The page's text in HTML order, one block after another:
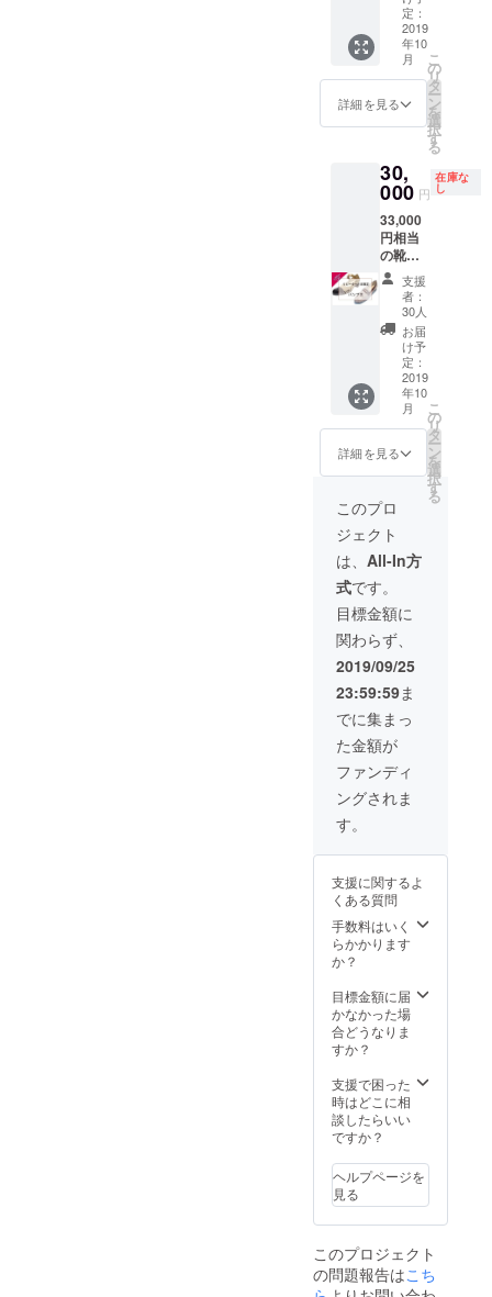
かなか
ありま
せん＾
＾きっ
とご自
分に
ぴった
りのサ
見つか
りま
す！ ま
たス
ニー
カーや
ロー
ファー
、オッ
クス
フォー
ド、サ
ボ、セ
パレー
トサン
ダルな
ど、20
種類以
上のデ
ザイン
をご用
意して
います
ので、
履いて
みたい
靴は、
どんど
んお試
しくだ
さい。
足に合
う！気
持ちい
い！そ
んな
オー
靴の試
CAMPF
IRE特別
価格で
す！ 〇
日時 10
(金)
18:00～
19:30
10月13
13:00～
14:30
11月08
日(金)
19:30
11月10
日(日)
12月08
日(日)
13:00～
います
から、
どん
な、ぶ
きっ
んでも
大丈
パマ
マ、二
人で作
れるよ
う針も
４本つ
けてお
届けし
ます♪
〇色 ホ
ワイ
ト、ベ
ビーピ
ンク、
ネイ
ビー 〇
サイズ
12.0㎝
〇対象
よちよ
ち歩き
を始め
た1歳前
後のお
子さま
相談さ
れる方
のお悩
す。 〇
日程 個
欄に平
日夜、
土日午
前等の
ご希望
をお知
らせく
ださ
い） 〇
場所 東
京都中
央区日
本橋人
形町2-
10-4
ビル2階
人形町
分 ※ご
来店の
場合、
交通費
はご負
担いた
だきま
す。
※WEB
でのご
希望も
承れま
す。
方がで
きず、
疲れて
当然、
なって
当然、
になっ
てしま
いま
す。 そ
んな筋
肉不足
で広
がって
しまっ
た足の
骨たち
を、
ガード
ルのご
くれま
す。 こ
履い
て、足
を鍛え
てくだ
さい♪
色
：黒・
白・ブ
ロンズ
の３カ
ラー サ
イズ：
21.5～
25.5cm
ワイ
ズ：B
だく
か、ご
返金さ
せてい
ただく
ことに
手数料
はご負
だきま
す。
解析
し、木
型を選
びま
す。 〇
木型 ・
さ）
21.5～
・ワイ
ズ（足
の
幅）
AAAA
、
AAA、
AA、
A、B、
C、D、
母趾、
踵が小
１８９
色・デ
ザイン
類の中
からお
好きな
デザイ
ンをお
ただき
ます。
状態に
よって
すめで
ンもあ
りま
す） 革
素材は
１００
種類以
ありま
す。 〇
パーソ
ル おひ
とりお
ひとり
のお足
せてイ
ルを製
作しま
き方の
クセを
ことが
できま
す。
※ご来店
いただ
く必要
がござ
客さま
の大事
なお体
を預か
る整体
師さ
ん、セ
ラピス
トさん
などに
多く受
講いた
だいて
いま
す。体
を整え
るス
販売す
トナー
サロン
として
も登録
できる
ため、
ご提供
サービ
えるこ
とに喜
んでい
ただい
ていま
す。 ま
た、
よい靴
を手に
いれた
この感
激を、
身近な
伝えた
い！」
「まわ
る人が
いっぱ
いいる
んで
えてあ
げた
い！」
という
ひどう
ぞ。 〇
得後
は、パ
ンプス
を含む
アン
ド・ス
テディ
イド
シュー
ズ全種
類の代
理店に
なるこ
とがで
きま
す。
※ご来店
いただ
く必要
がござ
いま
す。 自
宅サロ
ン開業
れば、
指導し
ます。
〇講座
内容
「足も
とを知
る」た
めのカ
リング
知識・
技術を
学びま
す。カ
ウンセ
リング
ら、足
の弱点
を見極
めるこ
とが
ゴール
パンプ
スの
オー
は、か
なり緻
密な計
測技術
となり
ます。
計測す
る箇所
測する
目的が
定：
2019
年10
月
詳細を見る
こ
の
リ
タ
ー
ン
を
選
択
す
る
30,
000 円
在庫な
し
33,000
円相当
の靴
を、
3,000円
引きで
お届け
いたし
ます。
※ご注
意くだ
さい。
当
店でカ
ルテを
るリ
ピー
ターさ
ま限定
となり
ます。
お好き
なデザ
イン、
お好き
な素材
を、保
管して
いるカ
ルテの
木型
で、
オー
ます。
て上が
り：
オー
ダー後
の方は
お申込
いただ
変申し
訳ござ
いませ
んが、
の方に
ご支援
いただ
いた場
かの応
援プラ
ンに変
支援
者：
30人
お届
け予
定：
2019
年10
月
詳細を見る
こ
の
リ
タ
ー
ン
を
選
択
す
る
このプロ
ジェクト
は、 All-In方
式です。
目標金額に
関わらず、
2019/09/25
23:59:59ま
でに集まっ
た金額が
ファンディ
ングされま
す。
支援に関するよ
くある質問
手数料はいく
らかかります
か？
目標金額に届
かなかった場
合どうなりま
すか？
支援で困った
時はどこに相
談したらいい
ですか？
ヘルプページを
見る
このプロジェクト
の問題報告はこち